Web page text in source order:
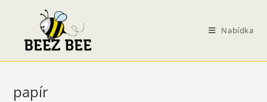
obsahu
Nabídka
papír